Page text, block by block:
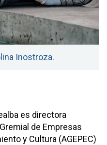
Inostroza.
es directora
de Empresas
y Cultura (AGEPEC)